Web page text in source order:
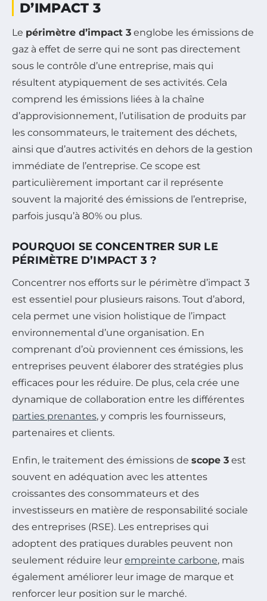
D’IMPACT 3
Le périmètre d’impact 3 englobe les émissions de
gaz à effet de serre qui ne sont pas directement
sous le contrôle d’une entreprise, mais qui
résultent atypiquement de ses activités. Cela
comprend les émissions liées à la chaîne
d’approvisionnement, l’utilisation de produits par
les consommateurs, le traitement des déchets,
ainsi que d’autres activités en dehors de la gestion
immédiate de l’entreprise. Ce scope est
particulièrement important car il représente
souvent la majorité des émissions de l’entreprise,
parfois jusqu’à 80% ou plus.
POURQUOI SE CONCENTRER SUR LE
PÉRIMÈTRE D’IMPACT 3 ?
Concentrer nos efforts sur le périmètre d’impact 3
est essentiel pour plusieurs raisons. Tout d’abord,
cela permet une vision holistique de l’impact
environnemental d’une organisation. En
comprenant d’où proviennent ces émissions, les
entreprises peuvent élaborer des stratégies plus
efficaces pour les réduire. De plus, cela crée une
dynamique de collaboration entre les différentes
parties prenantes, y compris les fournisseurs,
partenaires et clients.
Enfin, le traitement des émissions de scope 3 est
souvent en adéquation avec les attentes
croissantes des consommateurs et des
investisseurs en matière de responsabilité sociale
des entreprises (RSE). Les entreprises qui
adoptent des pratiques durables peuvent non
seulement réduire leur empreinte carbone, mais
également améliorer leur image de marque et
renforcer leur position sur le marché.